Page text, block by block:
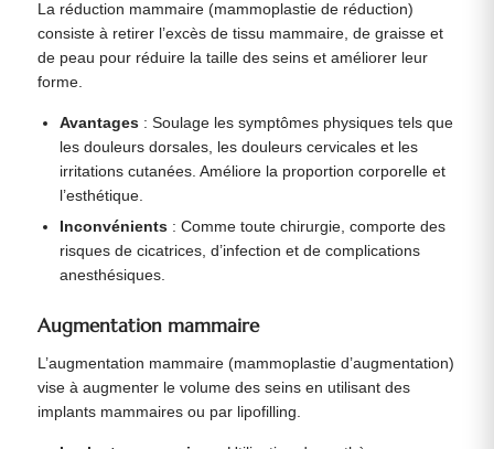
La réduction mammaire (mammoplastie de réduction)
consiste à retirer l’excès de tissu mammaire, de graisse et
de peau pour réduire la taille des seins et améliorer leur
forme.
Avantages : Soulage les symptômes physiques tels que
les douleurs dorsales, les douleurs cervicales et les
irritations cutanées. Améliore la proportion corporelle et
l’esthétique.
Inconvénients : Comme toute chirurgie, comporte des
risques de cicatrices, d’infection et de complications
anesthésiques.
Augmentation mammaire
L’augmentation mammaire (mammoplastie d’augmentation)
vise à augmenter le volume des seins en utilisant des
implants mammaires ou par lipofilling.